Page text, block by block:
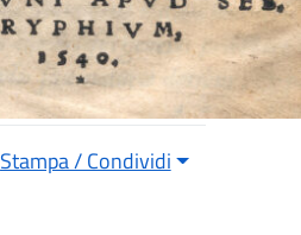
Stampa / Condividi